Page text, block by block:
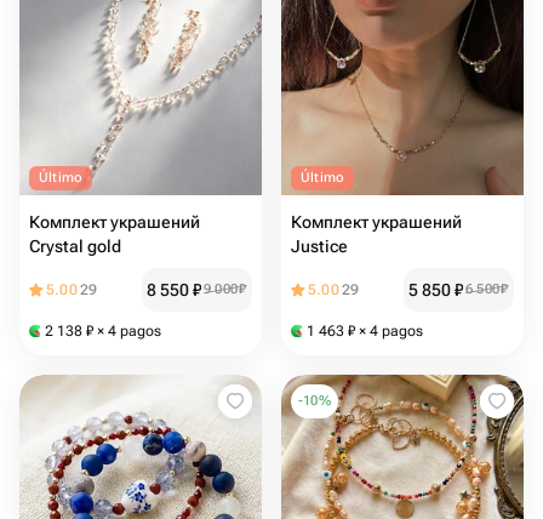
Último
Комплект украшений
Crystal gold
5.0029 8 550₽9 000₽
2 138 ₽ × 4 pagos
Último
Комплект украшений
Justice
5.0029 5 850₽6 500₽
1 463 ₽ × 4 pagos
-10%